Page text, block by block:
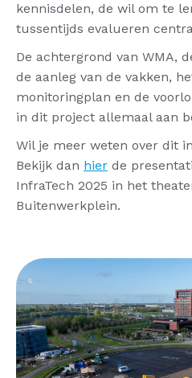
kennisdelen, de wil om te
tussentijds evalueren
De achtergrond van WMA,
de aanleg van de vakken,
monitoringplan en de
in dit project allemaal aan
Wil je meer weten over dit
Bekijk dan hier de
InfraTech 2025 in het
Buitenwerkplein.